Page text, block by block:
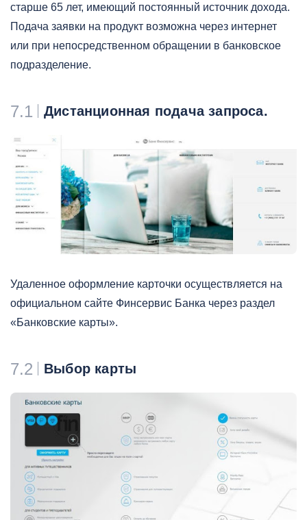
старше 65 лет, имеющий постоянный источник дохода.
Подача заявки на продукт возможна через интернет
или при непосредственном обращении в банковское
подразделение.
7.1 Дистанционная подача запроса.
Удаленное оформление карточки осуществляется на
официальном сайте Финсервис Банка через раздел
«Банковские карты».
7.2 Выбор карты